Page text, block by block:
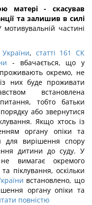
матері - скасував
та залишив в силі
мотивувальній частині
, статті 161 СК
- вбачається, що у
окремо, не
них буде проживати
встановлена
тобто батьки
або звернутися
Якщо хтось із
органу опіки та
для вирішення спору
дитини до суду. У
вимагає окремого
піклування, оскільки
встановлено, що
органу опіки та
повністю